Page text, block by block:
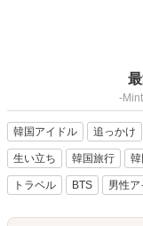
-
韓国アイドル 追っかけ
生い立ち 韓国旅行 韓
トラベル BTS 男性